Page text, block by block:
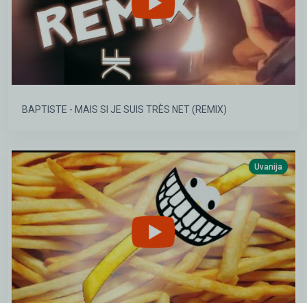
BAPTISTE - MAIS SI JE SUIS TRÈS NET (REMIX)
Uvanija